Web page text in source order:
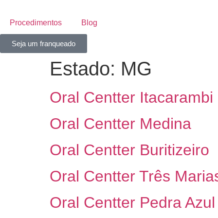
Procedimentos Blog
Seja um franqueado
Estado: MG
Oral Centter Itacarambi
Oral Centter Medina
Oral Centter Buritizeiro
Oral Centter Três
Oral Centter Pedra Azul